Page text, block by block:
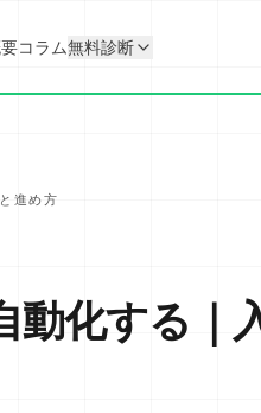
コラム無料診断
進め方
動化する｜